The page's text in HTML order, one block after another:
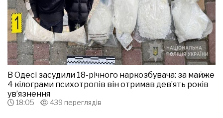
В Одесі засудили 18-річного наркозбувача: за майже
4 кілограми психотропів він отримав дев’ять років
ув’язнення
18:05 439 переглядів